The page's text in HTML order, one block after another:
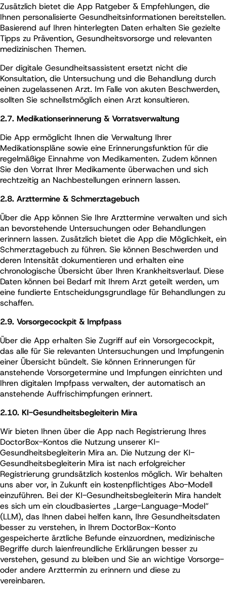
Zusätzlich bietet die App Ratgeber & Empfehlungen, die
Ihnen personalisierte Gesundheitsinformationen bereitstellen.
Basierend auf Ihren hinterlegten Daten erhalten Sie gezielte
Tipps zu Prävention, Gesundheitsvorsorge und relevanten
medizinischen Themen.
Der digitale Gesundheitsassistent ersetzt nicht die
Konsultation, die Untersuchung und die Behandlung durch
einen zugelassenen Arzt. Im Falle von akuten Beschwerden,
sollten Sie schnellstmöglich einen Arzt konsultieren.
2.7. Medikationserinnerung & Vorratsverwaltung
Die App ermöglicht Ihnen die Verwaltung Ihrer
Medikationspläne sowie eine Erinnerungsfunktion für die
regelmäßige Einnahme von Medikamenten. Zudem können
Sie den Vorrat Ihrer Medikamente überwachen und sich
rechtzeitig an Nachbestellungen erinnern lassen.
2.8. Arzttermine & Schmerztagebuch
Über die App können Sie Ihre Arzttermine verwalten und sich
an bevorstehende Untersuchungen oder Behandlungen
erinnern lassen. Zusätzlich bietet die App die Möglichkeit, ein
Schmerztagebuch zu führen. Sie können Beschwerden und
deren Intensität dokumentieren und erhalten eine
chronologische Übersicht über Ihren Krankheitsverlauf. Diese
Daten können bei Bedarf mit Ihrem Arzt geteilt werden, um
eine fundierte Entscheidungsgrundlage für Behandlungen zu
schaffen.
2.9. Vorsorgecockpit & Impfpass
Über die App erhalten Sie Zugriff auf ein Vorsorgecockpit,
das alle für Sie relevanten Untersuchungen und Impfungenin
einer Übersicht bündelt. Sie können Erinnerungen für
anstehende Vorsorgetermine und Impfungen einrichten und
Ihren digitalen Impfpass verwalten, der automatisch an
anstehende Auffrischimpfungen erinnert.
2.10. KI-Gesundheitsbegleiterin Mira
Wir bieten Ihnen über die App nach Registrierung Ihres
DoctorBox-Kontos die Nutzung unserer KI-
Gesundheitsbegleiterin Mira an. Die Nutzung der KI-
Gesundheitsbegleiterin Mira ist nach erfolgreicher
Registrierung grundsätzlich kostenlos möglich. Wir behalten
uns aber vor, in Zukunft ein kostenpflichtiges Abo-Modell
einzuführen. Bei der KI-Gesundheitsbegleiterin Mira handelt
es sich um ein cloudbasiertes „Large-Language-Model“
(LLM), das Ihnen dabei helfen kann, Ihre Gesundheitsdaten
besser zu verstehen, in Ihrem DoctorBox-Konto
gespeicherte ärztliche Befunde einzuordnen, medizinische
Begriffe durch laienfreundliche Erklärungen besser zu
verstehen, gesund zu bleiben und Sie an wichtige Vorsorge-
oder andere Arzttermin zu erinnern und diese zu
vereinbaren.